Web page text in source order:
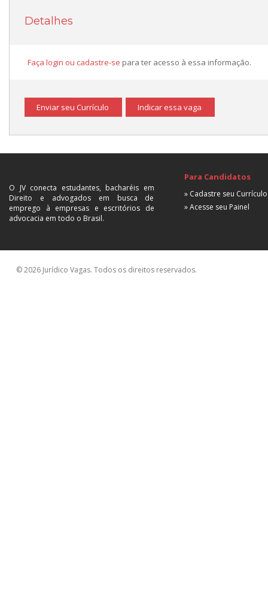
Detalhes
Faça login ou cadastre-se para ter acesso à essa informação.
Enviar seu Currículo Indicar essa vaga
O JV conecta estudantes, bacharéis em
Direito e advogados em busca de
emprego à empresas e escritórios de
advocacia em todo o Brasil.
Para Candidatos
» Cadastre seu Currículo
» Acesse seu Painel
© 2026 Jurídico Vagas. Todos os direitos reservados.